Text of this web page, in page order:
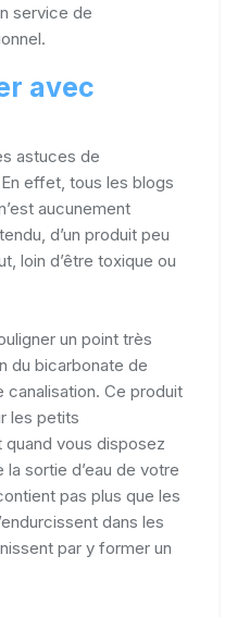
service de
avec
astuces de
effet, tous les blogs
aucunement
d’un produit peu
loin d’être toxique ou
un point très
du bicarbonate de
canalisation. Ce produit
les petits
vous disposez
la sortie d’eau de votre
pas plus que les
dans les
par y former un